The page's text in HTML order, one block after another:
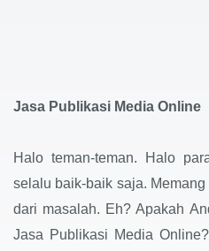
Jasa Publikasi Media Online
Halo teman-teman. Halo
selalu baik-baik saja.
dari masalah. Eh? Apakah
Jasa Publikasi Media